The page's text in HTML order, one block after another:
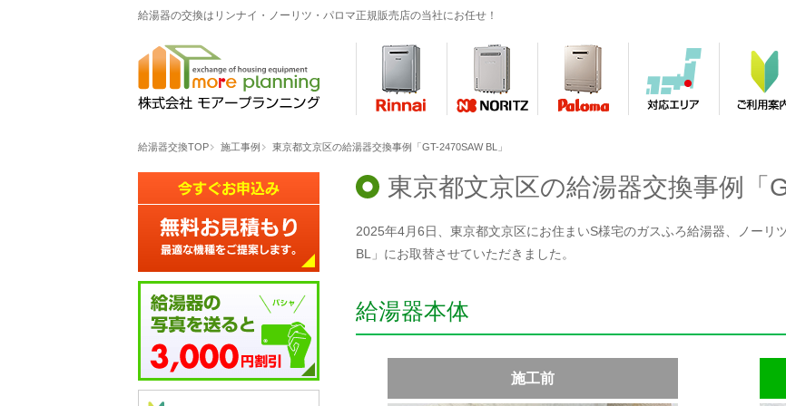
給湯器の交換はリンナイ・ノーリツ・パロマ正規販売店の当社にお任せ！
給湯器交換TOP 施工事例 東京都文京区の給湯器交換事例「GT-2470SAW BL」
東京都文京区の給湯器交換事例「
2025年4月6日、東京都文京区にお住まいS様宅のガスふろ給湯器、ノーリ
BL」にお取替させていただきました。
給湯器本体
施工前